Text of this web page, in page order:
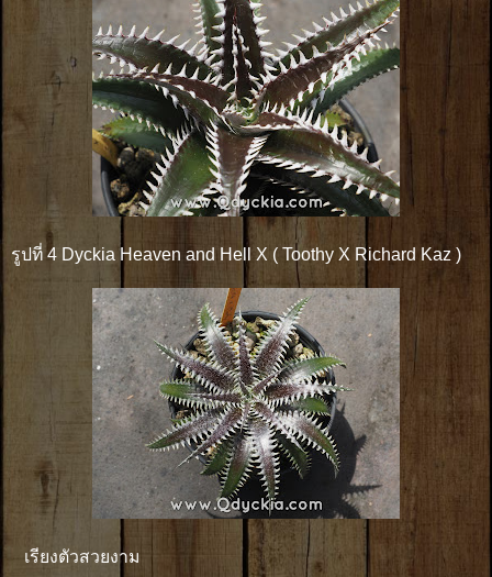
รูปที่ 4 Dyckia Heaven and Hell X ( Toothy X Richard Kaz )
เรียงตัวสวยงาม